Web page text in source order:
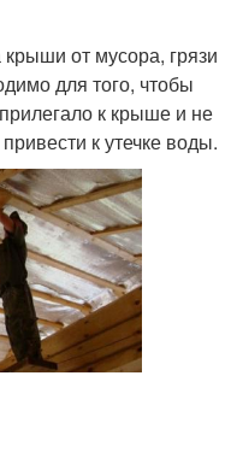
от мусора, грязи
для того, чтобы
к крыше и не
к утечке воды.